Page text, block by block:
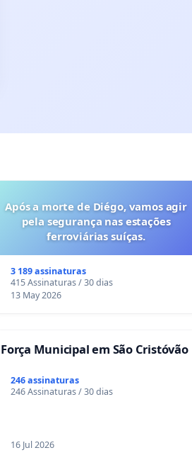
Após a morte de Diégo, vamos agir
pela segurança nas estações
ferroviárias suíças.
3 189 assinaturas
415 Assinaturas / 30 dias
13 May 2026
Força Municipal em São Cristóvão
246 assinaturas
246 Assinaturas / 30 dias
16 Jul 2026